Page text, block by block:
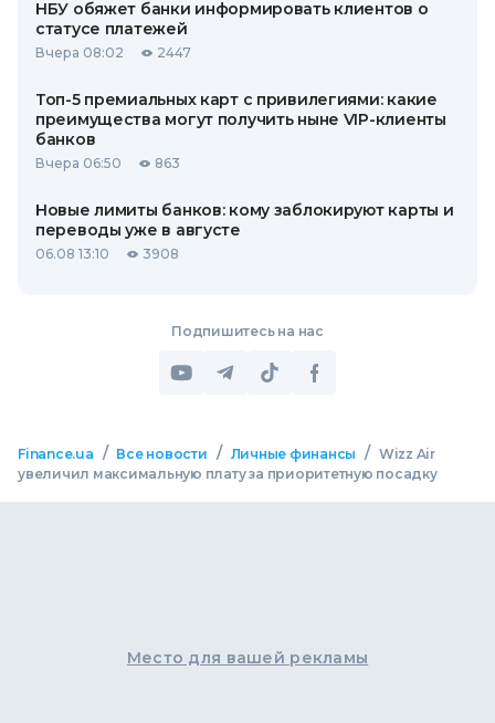
НБУ обяжет банки информировать клиентов о
статусе платежей
Вчера 08:02 2447
Топ-5 премиальных карт с привилегиями: какие
преимущества могут получить ныне VIP-клиенты
банков
Вчера 06:50 863
Новые лимиты банков: кому заблокируют карты и
переводы уже в августе
06.08 13:10 3908
Подпишитесь на нас
Finance.ua / Все новости / Личные финансы / Wizz Air
увеличил максимальную плату за приоритетную посадку
Место для вашей рекламы